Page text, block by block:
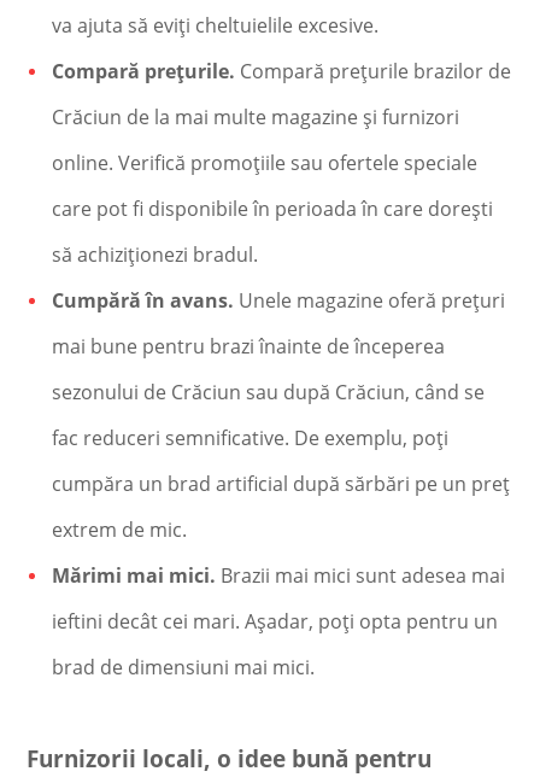
va ajuta să eviți cheltuielile excesive.
Compară prețurile. Compară prețurile brazilor de
Crăciun de la mai multe magazine și furnizori
online. Verifică promoțiile sau ofertele speciale
care pot fi disponibile în perioada în care dorești
să achiziționezi bradul.
Cumpără în avans. Unele magazine oferă prețuri
mai bune pentru brazi înainte de începerea
sezonului de Crăciun sau după Crăciun, când se
fac reduceri semnificative. De exemplu, poți
cumpăra un brad artificial după sărbări pe un preț
extrem de mic.
Mărimi mai mici. Brazii mai mici sunt adesea mai
ieftini decât cei mari. Așadar, poți opta pentru un
brad de dimensiuni mai mici.
Furnizorii locali, o idee bună pentru